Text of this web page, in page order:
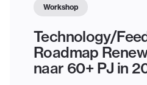
Workshop
Technology/
Roadmap
naar 60+ PJ in